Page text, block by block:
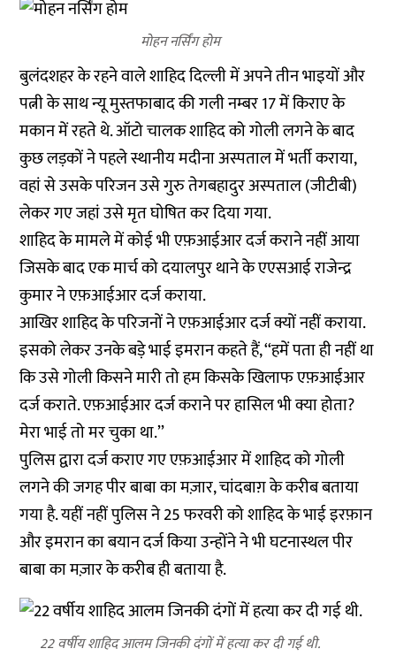
मोहन नर्सिंग होम
बुलंदशहर के रहने वाले शाहिद दिल्ली में अपने तीन भाइयों और
पत्नी के साथ न्यू मुस्तफाबाद की गली नम्बर 17 में किराए के
मकान में रहते थे. ऑटो चालक शाहिद को गोली लगने के बाद
कुछ लड़कों ने पहले स्थानीय मदीना अस्पताल में भर्ती कराया,
वहां से उसके परिजन उसे गुरु तेगबहादुर अस्पताल (जीटीबी)
लेकर गए जहां उसे मृत घोषित कर दिया गया.
शाहिद के मामले में कोई भी एफ़आईआर दर्ज कराने नहीं आया
जिसके बाद एक मार्च को दयालपुर थाने के एएसआई राजेन्द्र
कुमार ने एफ़आईआर दर्ज कराया.
आखिर शाहिद के परिजनों ने एफ़आईआर दर्ज क्यों नहीं कराया.
इसको लेकर उनके बड़े भाई इमरान कहते हैं, ‘‘हमें पता ही नहीं था
कि उसे गोली किसने मारी तो हम किसके खिलाफ एफ़आईआर
दर्ज कराते. एफ़आईआर दर्ज कराने पर हासिल भी क्या होता?
मेरा भाई तो मर चुका था.’’
पुलिस द्वारा दर्ज कराए गए एफ़आईआर में शाहिद को गोली
लगने की जगह पीर बाबा का मज़ार, चांदबाग़ के करीब बताया
गया है. यहीं नहीं पुलिस ने 25 फरवरी को शाहिद के भाई इरफ़ान
और इमरान का बयान दर्ज किया उन्होंने ने भी घटनास्थल पीर
बाबा का मज़ार के करीब ही बताया है.
22 वर्षीय शाहिद आलम जिनकी दंगों में हत्या कर दी गई थी.